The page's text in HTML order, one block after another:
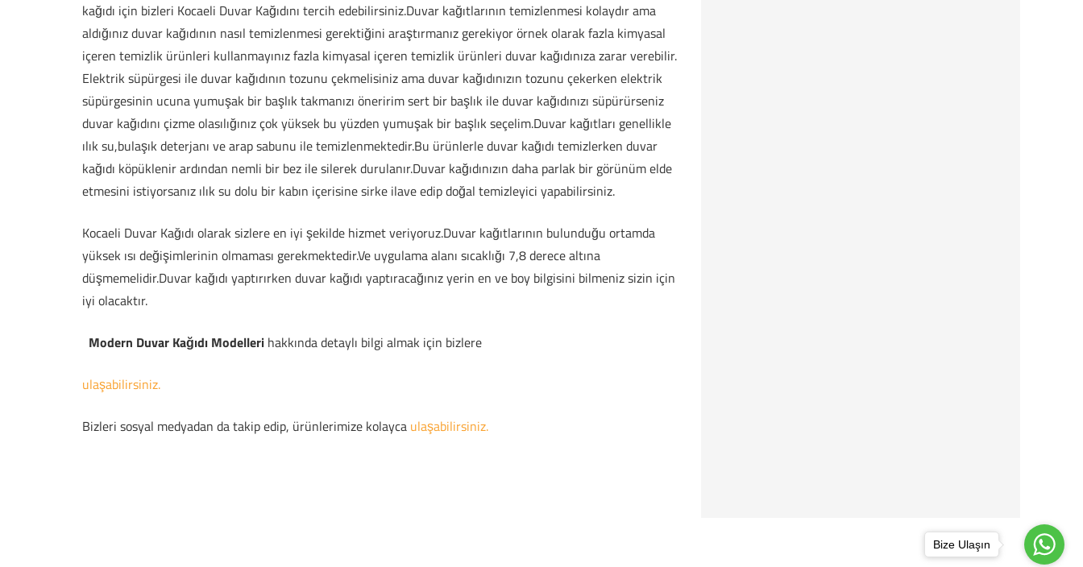
kağıdı için bizleri Kocaeli Duvar Kağıdını tercih edebilirsiniz.Duvar kağıtlarının temizlenmesi kolaydır ama
aldığınız duvar kağıdının nasıl temizlenmesi gerektiğini araştırmanız gerekiyor örnek olarak fazla kimyasal
içeren temizlik ürünleri kullanmayınız fazla kimyasal içeren temizlik ürünleri duvar kağıdınıza zarar verebilir.
Elektrik süpürgesi ile duvar kağıdının tozunu çekmelisiniz ama duvar kağıdınızın tozunu çekerken elektrik
süpürgesinin ucuna yumuşak bir başlık takmanızı öneririm sert bir başlık ile duvar kağıdınızı süpürürseniz
duvar kağıdını çizme olasılığınız çok yüksek bu yüzden yumuşak bir başlık seçelim.Duvar kağıtları genellikle
ılık su,bulaşık deterjanı ve arap sabunu ile temizlenmektedir.Bu ürünlerle duvar kağıdı temizlerken duvar
kağıdı köpüklenir ardından nemli bir bez ile silerek durulanır.Duvar kağıdınızın daha parlak bir görünüm elde
etmesini istiyorsanız ılık su dolu bir kabın içerisine sirke ilave edip doğal temizleyici yapabilirsiniz.
Kocaeli Duvar Kağıdı olarak sizlere en iyi şekilde hizmet veriyoruz.Duvar kağıtlarının bulunduğu ortamda
yüksek ısı değişimlerinin olmaması gerekmektedir.Ve uygulama alanı sıcaklığı 7,8 derece altına
düşmemelidir.Duvar kağıdı yaptırırken duvar kağıdı yaptıracağınız yerin en ve boy bilgisini bilmeniz sizin için
iyi olacaktır.
Modern Duvar Kağıdı Modelleri hakkında detaylı bilgi almak için bizlere
ulaşabilirsiniz.
Bizleri sosyal medyadan da takip edip, ürünlerimize kolayca ulaşabilirsiniz.
Bize Ulaşın